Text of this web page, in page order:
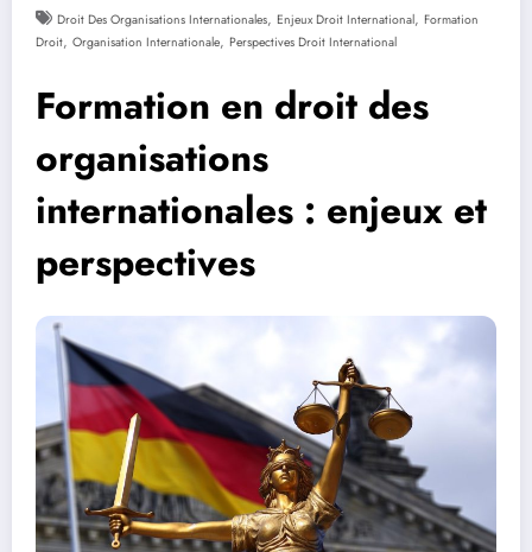
Droit Des Organisations Internationales, Enjeux Droit International, Formation
Droit, Organisation Internationale, Perspectives Droit International
Formation en droit des
organisations
internationales : enjeux et
perspectives